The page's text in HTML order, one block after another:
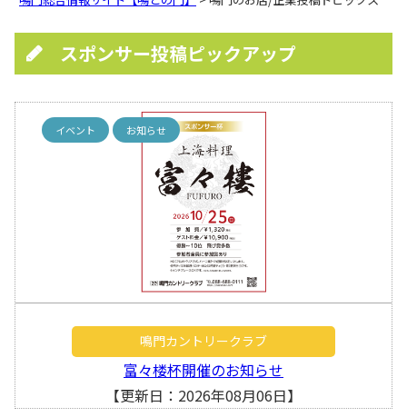
スポンサー投稿ピックアップ
イベント お知らせ
鳴門カントリークラブ
富々楼杯開催のお知らせ
【更新日：2026年08月06日】